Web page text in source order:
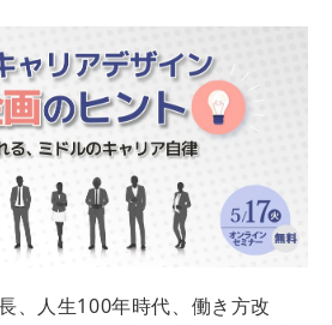
、人生100年時代、働き方改